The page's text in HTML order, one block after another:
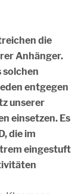
die
Anhänger.
solchen
entgegen
unserer
einsetzen. Es
die im
eingestuft